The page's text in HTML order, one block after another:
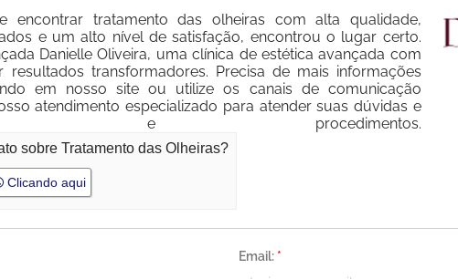
encontrar tratamento das olheiras com alta qualidade,
e um alto nível de satisfação, encontrou o lugar certo.
Danielle Oliveira, uma clínica de estética avançada com
transformadores. Precisa de mais informações
em nosso site ou utilize os canais de comunicação
atendimento especializado para atender suas dúvidas e
e procedimentos.
sobre Tratamento das Olheiras?
Clicando aqui
Email: *